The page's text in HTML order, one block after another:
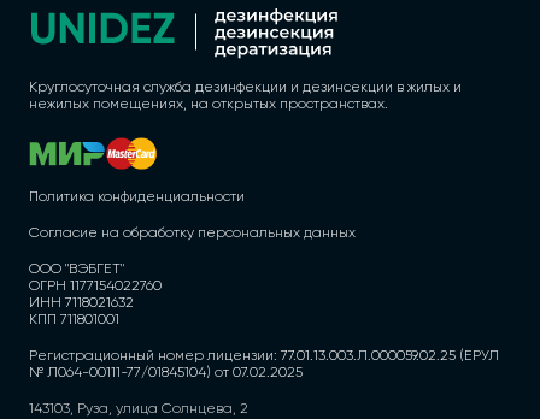
Круглосуточная служба дезинфекции и дезинсекции в жилых и
нежилых помещениях, на открытых пространствах.
Политика конфиденциальности
Согласие на обработку персональных данных
ООО "ВЭБГЕТ"
ОГРН 1177154022760
ИНН 7118021632
КПП 711801001
Регистрационный номер лицензии: 77.01.13.003.Л.000059.02.25 (ЕРУЛ
№ Л064-00111-77/01845104) от 07.02.2025
143103, Руза, улица Солнцева, 2